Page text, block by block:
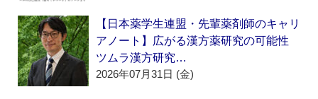
【日本薬学生連盟・先輩薬剤師のキャリ
アノート】広がる漢方薬研究の可能性
ツムラ漢方研究…
2026年07月31日 (金)